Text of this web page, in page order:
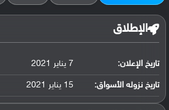
البطارية:
ليثيوم بوليمر سعة 4310 مللي أمبير, غير ق...
الإطلاق
تاريخ الإعلان: 7 يناير 2021
تاريخ نزوله الأسواق: 15 يناير 2021